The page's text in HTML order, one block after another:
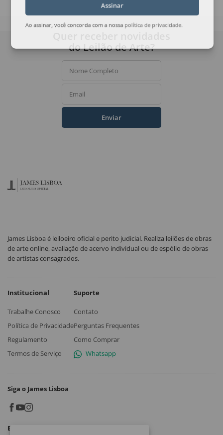
Assinar
Ao assinar, você concorda com a nossa política de privacidade
do Leilão de Arte?
Nome Completo
Email
Enviar
James Lisboa é leiloeiro oficial e perito judicial. Realiza leilões de obras
de arte online, avaliação de acervo individual ou de espólio de obras
de artistas consagrados.
Institucional
Trabalhe Conosco
Política de Privacidade
Regulamento
Termos de Serviço
Suporte
Contato
Perguntas Frequentes
Como Comprar
Whatsapp
Siga o James Lisboa
Baixe o App